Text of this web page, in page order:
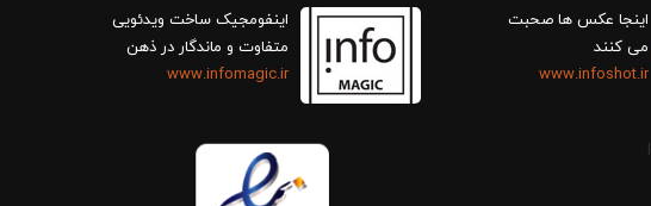
اینجا عکس ها صحبت
می کنند
www.infoshot.ir
اینفومجیک ساخت ویدئویی
متفاوت و ماندگار در ذهن
www.infomagic.ir